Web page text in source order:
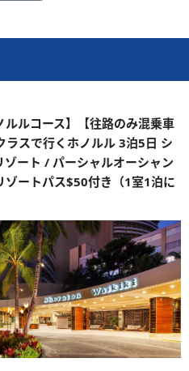
ルコース】【往路のみ混乗車
スで行くホノルル 3泊5日 シ
ート / パーシャルオーシャン
ゾートパス$50付き（1室1泊に